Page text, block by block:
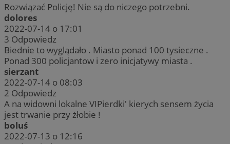
Rozwiązać Policję! Nie są do niczego potrzebni.
dolores
2022-07-14 o 17:01
3 Odpowiedz
Biednie to wyglądało . Miasto ponad 100 tysieczne .
Ponad 300 policjantow i zero inicjatywy miasta .
sierzant
2022-07-14 o 08:03
2 Odpowiedz
A na widowni lokalne VIPierdki' kierych sensem życia
jest trwanie przy żłobie !
boluś
2022-07-13 o 12:16